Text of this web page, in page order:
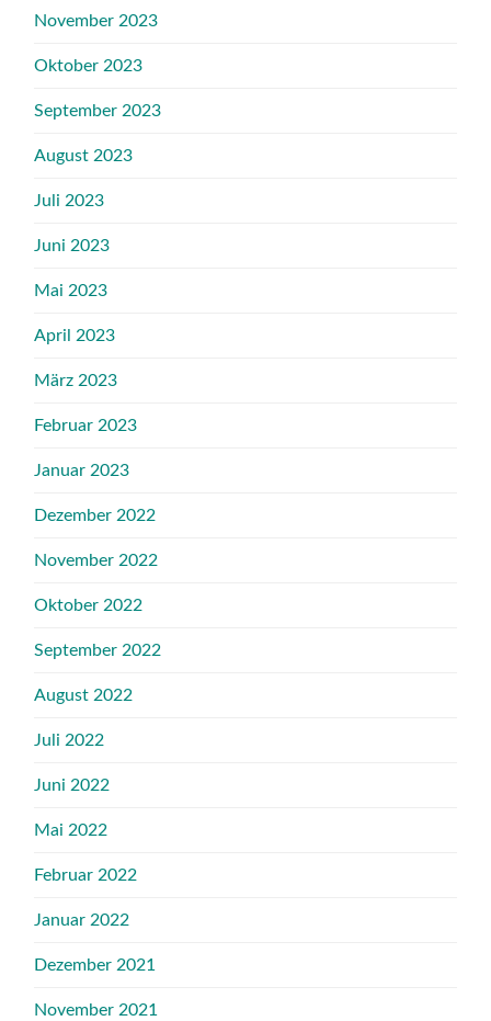
November 2023
Oktober 2023
September 2023
August 2023
Juli 2023
Juni 2023
Mai 2023
April 2023
März 2023
Februar 2023
Januar 2023
Dezember 2022
November 2022
Oktober 2022
September 2022
August 2022
Juli 2022
Juni 2022
Mai 2022
Februar 2022
Januar 2022
Dezember 2021
November 2021